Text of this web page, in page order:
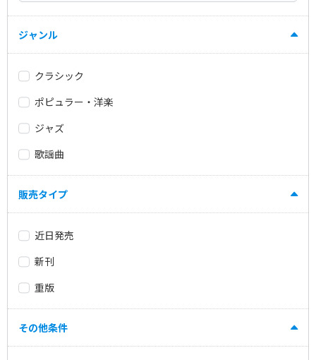
ジャンル
クラシック
ポピュラー・洋楽
ジャズ
歌謡曲
販売タイプ
近日発売
新刊
重版
その他条件